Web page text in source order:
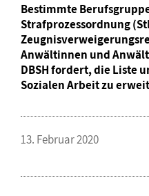
Bestimmte
Strafprozessordnung
Anwältinnen und
DBSH fordert, die Liste
Sozialen Arbeit zu
13. Februar 2020